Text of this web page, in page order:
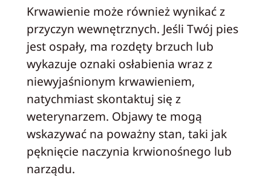
Krwawienie może również wynikać z
przyczyn wewnętrznych. Jeśli Twój pies
jest ospały, ma rozdęty brzuch lub
wykazuje oznaki osłabienia wraz z
niewyjaśnionym krwawieniem,
natychmiast skontaktuj się z
weterynarzem. Objawy te mogą
wskazywać na poważny stan, taki jak
pęknięcie naczynia krwionośnego lub
narządu.